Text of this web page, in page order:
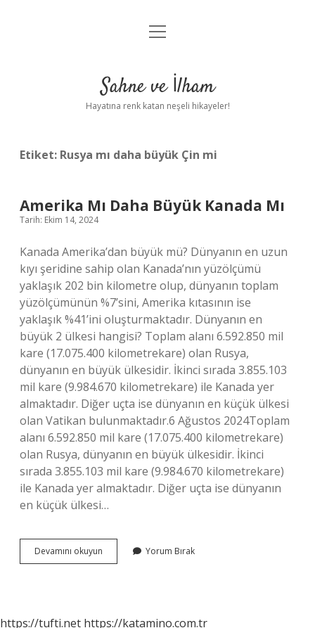
Anasayfa
Yasal Uyarı
menüyü
Sahne ve İlham
Hayatına renk katan neşeli hikayeler!
Etiket: Rusya mı daha büyük Çin mi
Amerika Mı Daha Büyük Kanada Mı
Tarih: Ekim 14, 2024
Kanada Amerika’dan büyük mü? Dünyanın en uzun
kıyı şeridine sahip olan Kanada’nın yüzölçümü
yaklaşık 202 bin kilometre olup, dünyanın toplam
yüzölçümünün %7’sini, Amerika kıtasının ise
yaklaşık %41’ini oluşturmaktadır. Dünyanın en
büyük 2 ülkesi hangisi? Toplam alanı 6.592.850 mil
kare (17.075.400 kilometrekare) olan Rusya,
dünyanın en büyük ülkesidir. İkinci sırada 3.855.103
mil kare (9.984.670 kilometrekare) ile Kanada yer
almaktadır. Diğer uçta ise dünyanın en küçük ülkesi
olan Vatikan bulunmaktadır.6 Ağustos 2024Toplam
alanı 6.592.850 mil kare (17.075.400 kilometrekare)
olan Rusya, dünyanın en büyük ülkesidir. İkinci
sırada 3.855.103 mil kare (9.984.670 kilometrekare)
ile Kanada yer almaktadır. Diğer uçta ise dünyanın
en küçük ülkesi…
Devamını okuyun Amerika
Mı
Yorum Bırak
https://tufti.net https://katamino.com.tr